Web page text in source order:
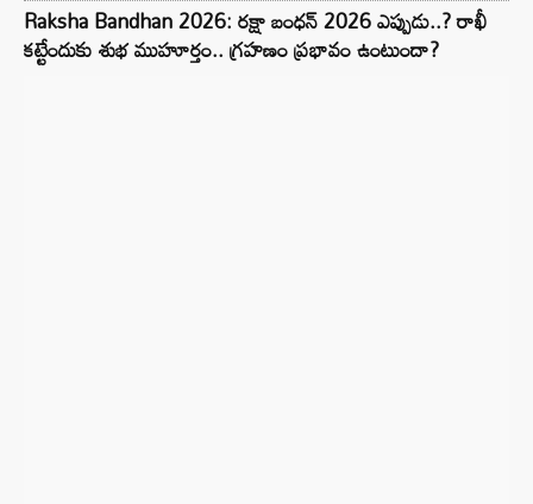
Raksha Bandhan 2026: రక్షా బంధన్ 2026 ఎప్పుడు..? రాఖీ
కట్టేందుకు శుభ ముహూర్తం.. గ్రహణం ప్రభావం ఉంటుందా?